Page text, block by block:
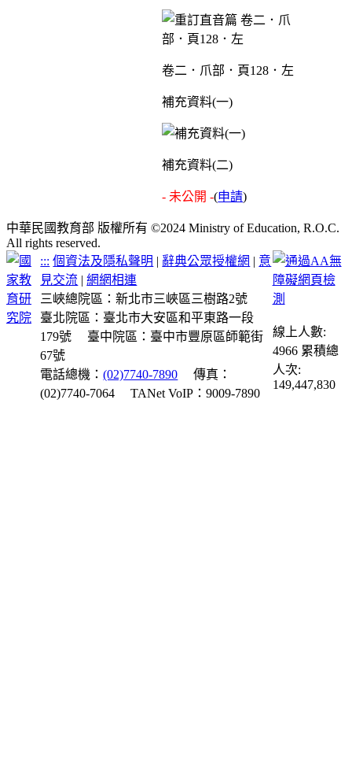
卷二．爪部．頁128．左
補充資料(一)
補充資料(二)
- 未公開 -(申請)
中華民國教育部 版權所有 ©2024 Ministry of Education, R.O.C.
All rights reserved.
::: 個資法及隱私聲明 | 辭典公眾授權網 | 意
見交流 |網網相連
三峽總院區：新北市三峽區三樹路2號
臺北院區：臺北市大安區和平東路一段
179號
臺中院區：臺中市豐原區師範街
67號
電話總機：(02)7740-7890
傳真：
(02)7740-7064
TANet VoIP：9009-7890
線上人數:
4966 累積總
人次:
149,447,830